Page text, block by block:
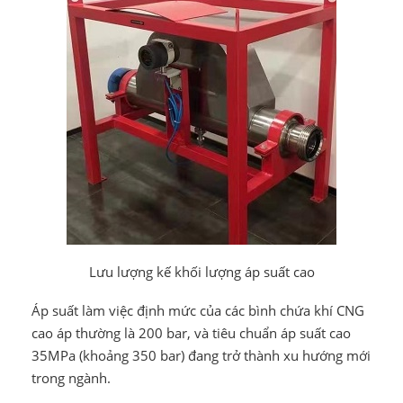
Lưu lượng kế khối lượng áp suất cao
Áp suất làm việc định mức của các bình chứa khí CNG
cao áp thường là 200 bar, và tiêu chuẩn áp suất cao
35MPa (khoảng 350 bar) đang trở thành xu hướng mới
trong ngành.